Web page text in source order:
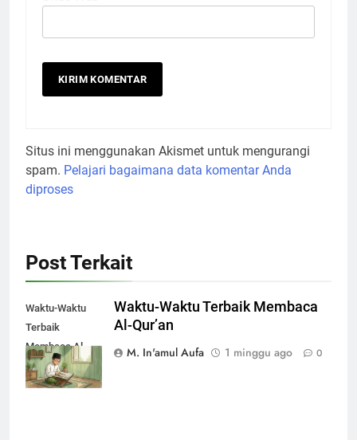
Situs ini menggunakan Akismet untuk mengurangi
spam. Pelajari bagaimana data komentar Anda
diproses
Post Terkait
Waktu-Waktu
Terbaik
Membaca Al-
Qur’an
Waktu-Waktu Terbaik Membaca
Al-Qur’an
M. In'amul Aufa
1 minggu ago 0